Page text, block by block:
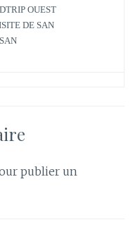
OUEST
DE SAN
publier un